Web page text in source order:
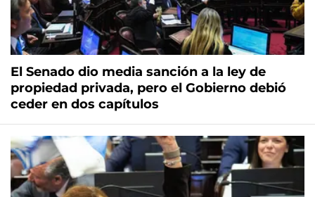
El Senado dio media sanción a la ley de
propiedad privada, pero el Gobierno debió
ceder en dos capítulos